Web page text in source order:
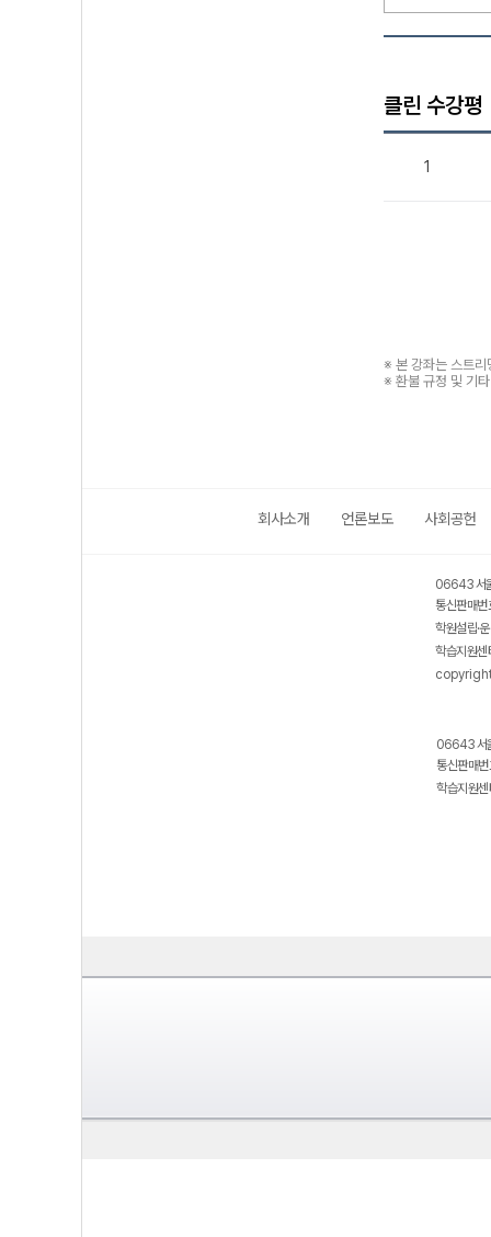
클린 수강평
1
※ 본 강좌는 스트리
※ 환불 규정 및 기
회사소개 언론보도 사회공헌
06643 서
통신판매
학원설립·
학습지원
06643 서
통신판매
학습지원